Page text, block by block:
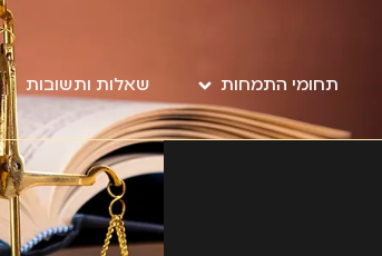
תחומי התמחות שאלות ותשובות